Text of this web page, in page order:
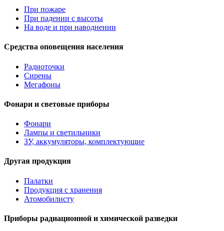
При пожаре
При падении с высоты
На воде и при наводнении
Средства оповещения населения
Радиоточки
Сирены
Мегафоны
Фонари и световые приборы
Фонари
Лампы и светильники
ЗУ, аккумуляторы, комплектующие
Другая продукция
Палатки
Продукция с хранения
Атомобилисту
Приборы радиационной и химической разведки